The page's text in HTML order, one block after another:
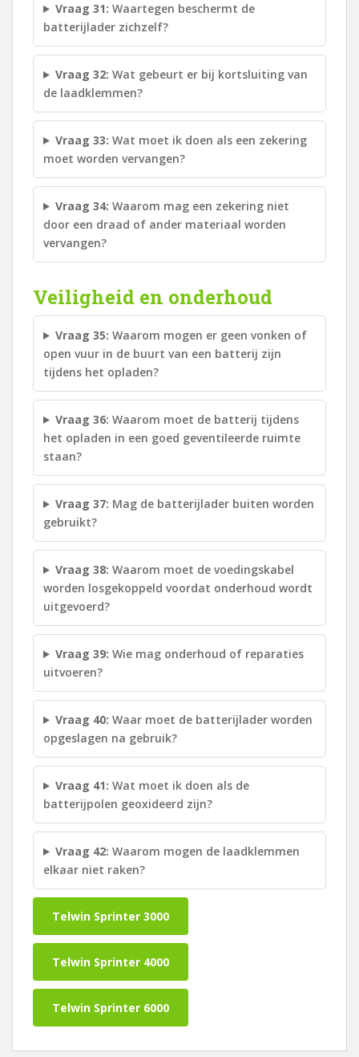
Vraag 31: Waartegen beschermt de
batterijlader zichzelf?
Vraag 32: Wat gebeurt er bij kortsluiting van
de laadklemmen?
Vraag 33: Wat moet ik doen als een zekering
moet worden vervangen?
Vraag 34: Waarom mag een zekering niet
door een draad of ander materiaal worden
vervangen?
Veiligheid en onderhoud
Vraag 35: Waarom mogen er geen vonken of
open vuur in de buurt van een batterij zijn
tijdens het opladen?
Vraag 36: Waarom moet de batterij tijdens
het opladen in een goed geventileerde ruimte
staan?
Vraag 37: Mag de batterijlader buiten worden
gebruikt?
Vraag 38: Waarom moet de voedingskabel
worden losgekoppeld voordat onderhoud wordt
uitgevoerd?
Vraag 39: Wie mag onderhoud of reparaties
uitvoeren?
Vraag 40: Waar moet de batterijlader worden
opgeslagen na gebruik?
Vraag 41: Wat moet ik doen als de
batterijpolen geoxideerd zijn?
Vraag 42: Waarom mogen de laadklemmen
elkaar niet raken?
Telwin Sprinter 3000
Telwin Sprinter 4000
Telwin Sprinter 6000